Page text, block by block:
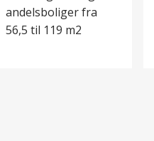
andelsboliger fra
56,5 til 119 m2